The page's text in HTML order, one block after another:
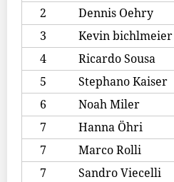
2
Dennis Oehry
3
Kevin bichlmeier
4
Ricardo Sousa
5
Stephano Kaiser
6
Noah Miler
7
Hanna Öhri
7
Marco Rolli
7
Sandro Viecelli